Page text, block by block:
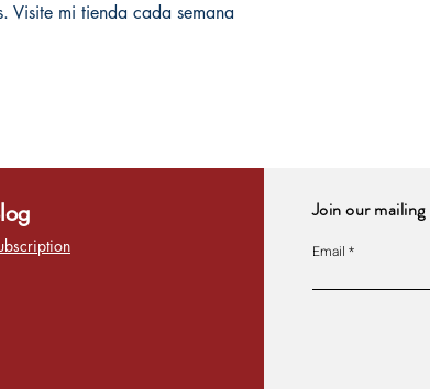
Visite mi tienda cada semana
Join our
Email